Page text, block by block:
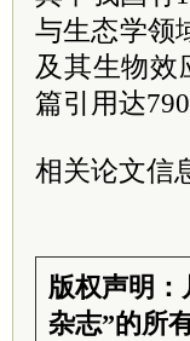
与生态学领
及其生物效
篇引用达
相关论文信
版权声明
杂志”的所